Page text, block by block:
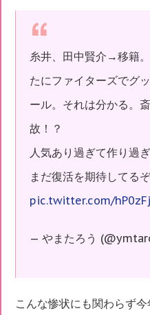
糸井、田中賢介→移籍
たにファイターズでグ
ール。それは分かる。
故！？
人気あり過ぎて作り過
まだ復活を期待してるぞ
pic.twitter.com/
— やまたろう
こんな惨状にも関わらず